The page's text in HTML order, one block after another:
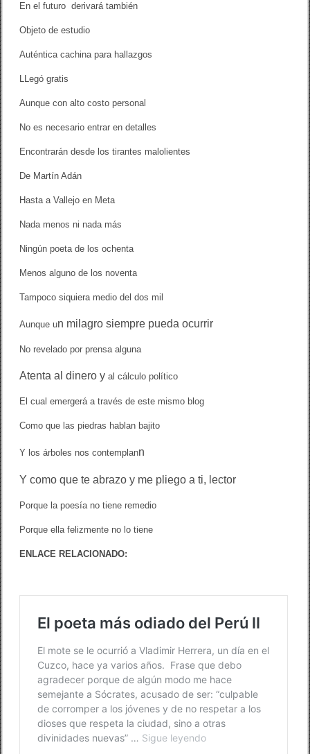
En el futuro derivará también
Objeto de estudio
Auténtica cachina para hallazgos
LLegó gratis
Aunque con alto costo personal
No es necesario entrar en detalles
Encontrarán desde los tirantes malolientes
De Martín Adán
Hasta a Vallejo en Meta
Nada menos ni nada más
Ningún poeta de los ochenta
Menos alguno de los noventa
Tampoco siquiera medio del dos mil
Aunque un milagrosiempre pueda ocurrir
No revelado por prensa alguna
Atenta al dinero y al cálculo político
El cual emergerá a través de este mismo blog
Como que las piedras hablan bajito
Y los árboles nos contemplann
Y como que te abrazo y me pliego a ti, lector
Porque la poesía no tiene remedio
Porque ella felizmente no lo tiene
ENLACE RELACIONADO: